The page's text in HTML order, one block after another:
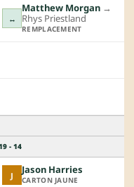
↔
Matthew Morgan →︎
Rhys Priestland
REMPLACEMENT
- 14
J Jason Harries
CARTON JAUNE